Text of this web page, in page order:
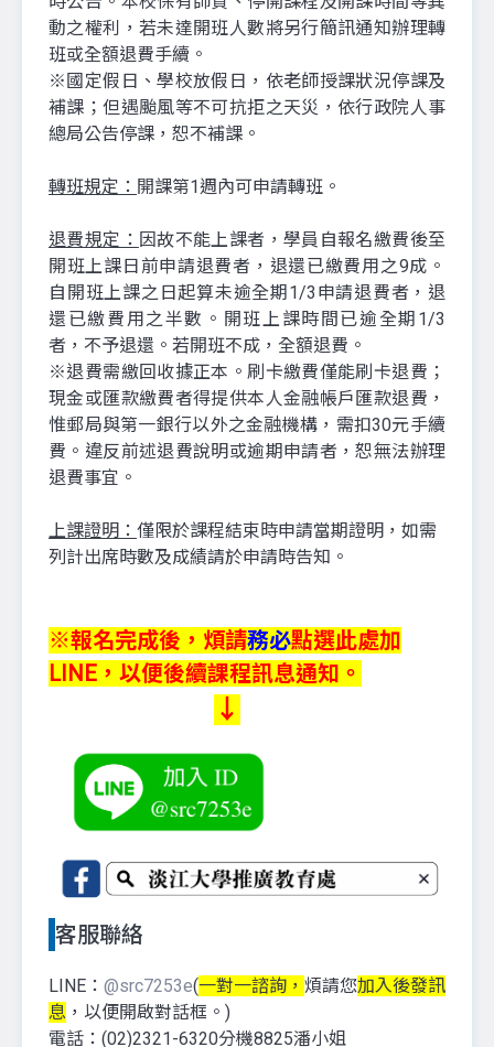
動之權利，若未達開班人數將另行簡訊通知辦理轉
班或全額退費手續。
※國定假日、學校放假日，依老師授課狀況停課及
補課；但遇颱風等不可抗拒之天災，依行政院人事
總局公告停課，恕不補課。
轉班規定： 開課第1週內可申請轉班。
退費規定： 因故不能上課者，學員自報名繳費後至
開班上課日前申請退費者，退還已繳費用之9成。
自開班上課之日起算未逾全期1/3申請退費者，退
還已繳費用之半數。開班上課時間已逾全期1/3
者，不予退還。若開班不成，全額退費。
※退費需繳回收據正本。刷卡繳費僅能刷卡退費；
現金或匯款繳費者得提供本人金融帳戶匯款退費，
惟郵局與第一銀行以外之金融機構，需扣30元手續
費。違反前述退費說明或逾期申請者，恕無法辦理
退費事宜。
上課證明： 僅限於課程結束時申請當期證明，如需
列計出席時數及成績請於申請時告知。
※報名完成後，煩請務必點選此處加
LINE，以便後續課程訊息通知。
↓
客服聯絡
LINE： @src7253e(一對一諮詢， 煩請您加入後發訊
息 ，以便開啟對話框。)
電話：(02)2321-6320分機8825潘小姐